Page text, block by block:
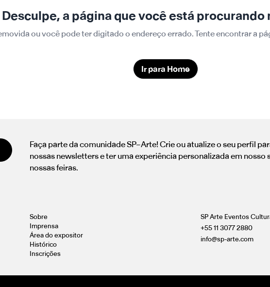
Desculpe, a página que você está procurando
ou você pode ter digitado o endereço errado. Tente encontrar a
Ir para Home
Faça parte da comunidade SP–Arte! Crie ou atualize o seu perfil
nossas newsletters e ter uma experiência personalizada em nosso
nossas feiras.
Sobre
Imprensa
Área do expositor
Histórico
Inscrições
SP Arte Eventos
+55 11 3077 2880
info@sp-arte.com